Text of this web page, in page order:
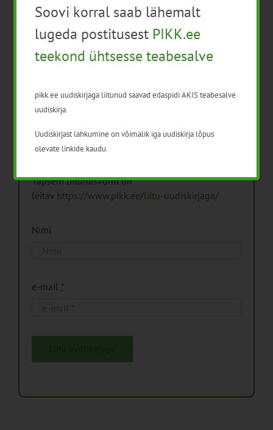
Pikk.ee uudiskirjaga liitumine.
Isikuandmeid töötleme vastavalt
Isikuandmete
Täpsem liitumisvorm on
leitav https://www.pikk.ee/liitu-uudiskirjaga/
Nimi
e-mail *
Soovi korral saab lähemalt
lugeda postitusest PIKK.ee
teekond ühtsesse teabesalve
pikk.ee uudiskirjaga liitunud saavad edaspidi AKIS teabesalve
uudiskirja.
Uudiskirjast lahkumine on võimalik iga uudiskirja lõpus
olevate linkide kaudu.